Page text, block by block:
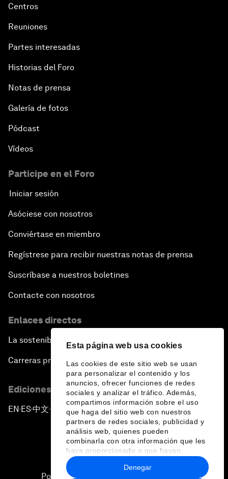
Esta página web usa cookies
Las cookies de este sitio web se usan
para personalizar el contenido y los
anuncios, ofrecer funciones de redes
sociales y analizar el tráfico. Además,
compartimos información sobre el uso
que haga del sitio web con nuestros
partners de redes sociales, publicidad y
análisis web, quienes pueden
combinarla con otra información que les
haya proporcionado o que hayan
recopilado a partir del uso que haya
hecho de sus servicios.
Denegar
Centros
Reuniones
Partes interesadas
Historias del Foro
Notas de prensa
Galería de fotos
Pódcast
Vídeos
Participe en el Foro
Iniciar sesión
Asóciese con nosotros
Conviértase en miembro
Regístrese para recibir nuestras notas de prensa
Suscríbase a nuestros boletines
Contacte con nosotros
Enlaces directos
La sostenibilidad en el Foro
Carreras profesionales
Ediciones en otros idiomas
EN ▪ES▪中文▪ 日本語
Política de privacidad y normas de uso